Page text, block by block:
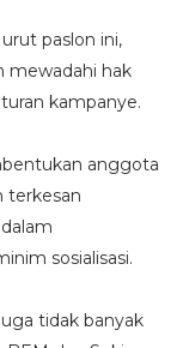
paslon ini,
mewadahi hak
kampanye.
anggota
terkesan
sosialisasi.
tidak banyak